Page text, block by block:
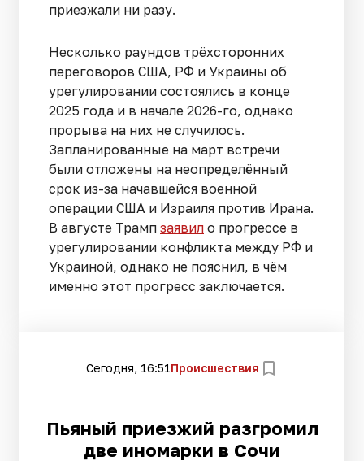
приезжали ни разу.
Несколько раундов трёхсторонних
переговоров США, РФ и Украины об
урегулировании состоялись в конце
2025 года и в начале 2026-го, однако
прорыва на них не случилось.
Запланированные на март встречи
были отложены на неопределённый
срок из-за начавшейся военной
операции США и Израиля против Ирана.
В августе Трамп заявил о прогрессе в
урегулировании конфликта между РФ и
Украиной, однако не пояснил, в чём
именно этот прогресс заключается.
Сегодня, 16:51Происшествия
Пьяный приезжий разгромил
две иномарки в Сочи